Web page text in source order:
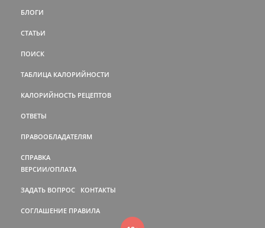
БЛОГИ
СТАТЬИ
ПОИСК
ТАБЛИЦА КАЛОРИЙНОСТИ
КАЛОРИЙНОСТЬ РЕЦЕПТОВ
ОТВЕТЫ
ПРАВООБЛАДАТЕЛЯМ
СПРАВКА
ВЕРСИИ/ОПЛАТА
ЗАДАТЬ ВОПРОС КОНТАКТЫ
СОГЛАШЕНИЕ ПРАВИЛА